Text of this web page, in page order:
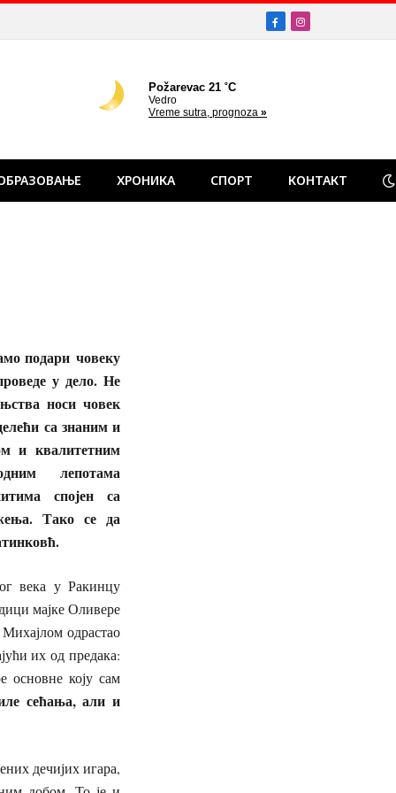
FacebookInstagram
ХРОНИКА СПОРТ КОНТАКТ
подари човеку
у дело. Не
носи човек
са знаним и
и квалитетним
лепотама
спојен са
Тако се да
века у Ракинцу
мајке Оливере
одрастао
их од предака:
основне коју сам
сећања, али и
дечијих игара,